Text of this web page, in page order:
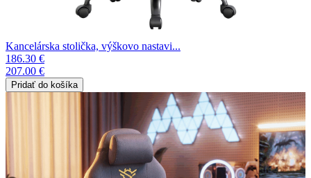
Kancelárska stolička, výškovo nastavi...
186.30 €
207.00 €